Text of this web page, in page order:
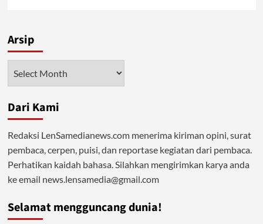
Tergerus
Sekularisme
Arsip
Dari Kami
Redaksi LenSamedianews.com menerima kiriman opini, surat
pembaca, cerpen, puisi, dan reportase kegiatan dari pembaca.
Perhatikan kaidah bahasa. Silahkan mengirimkan karya anda
ke email news.lensamedia@gmail.com
Selamat mengguncang dunia!